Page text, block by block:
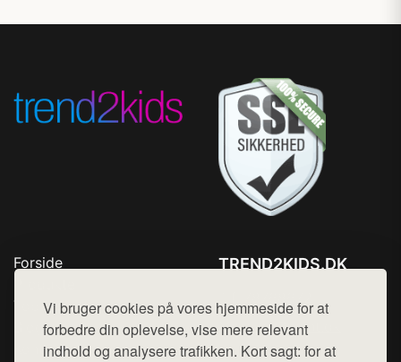
Vi bruger cookies på vores hjemmeside for at
forbedre din oplevelse, vise mere relevant
indhold og analysere trafikken. Kort sagt: for at
Forside
Top Rabatter
Blog
Kontakt
TREND2KIDS.DK
Mail: hej@want.dk